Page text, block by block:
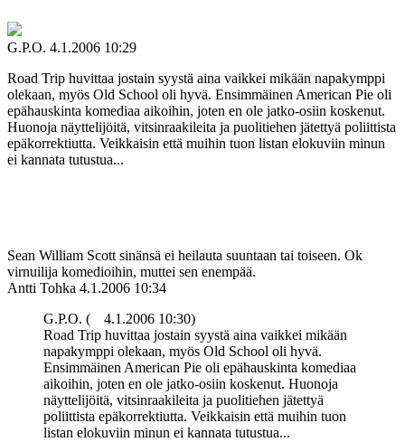
G.P.O. 4.1.2006 10:29
Road Trip huvittaa jostain syystä aina vaikkei mikään napakymppi
olekaan, myös Old School oli hyvä. Ensimmäinen American Pie oli
epähauskinta komediaa aikoihin, joten en ole jatko-osiin koskenut.
Huonoja näyttelijöitä, vitsinraakileita ja puolitiehen jätettyä poliittista
epäkorrektiutta. Veikkaisin että muihin tuon listan elokuviin minun
ei kannata tutustua...
Sean William Scott sinänsä ei heilauta suuntaan tai toiseen. Ok
virnuilija komedioihin, muttei sen enempää.
Antti Tohka 4.1.2006 10:34
G.P.O. (
4.1.2006 10:30)
Road Trip huvittaa jostain syystä aina vaikkei mikään
napakymppi olekaan, myös Old School oli hyvä.
Ensimmäinen American Pie oli epähauskinta komediaa
aikoihin, joten en ole jatko-osiin koskenut. Huonoja
näyttelijöitä, vitsinraakileita ja puolitiehen jätettyä
poliittista epäkorrektiutta. Veikkaisin että muihin tuon
listan elokuviin minun ei kannata tutustua...